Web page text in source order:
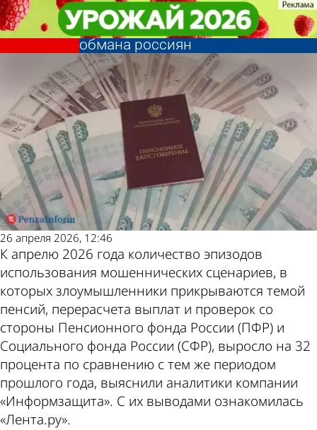
У мошенников резко выросла
популярность одной схемы
обмана россиян
В стране и
мире
26 апреля 2026, 12:46
К апрелю 2026 года количество эпизодов
использования мошеннических сценариев, в
которых злоумышленники прикрываются темой
пенсий, перерасчета выплат и проверок со
стороны Пенсионного фонда России (ПФР) и
Социального фонда России (СФР), выросло на 32
процента по сравнению с тем же периодом
прошлого года, выяснили аналитики компании
«Информзащита». С их выводами ознакомилась
«Лента.ру».
У мошенников резко выросла
популярность одной схемы
обмана россиян
В стране и
мире
Другие
новости по
теме
Погода и
курсы
валют в
Пензе